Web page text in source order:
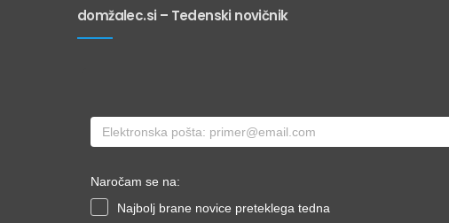
domžalec.si – Tedenski novičnik
Naročam se na:
Najbolj brane novice preteklega tedna